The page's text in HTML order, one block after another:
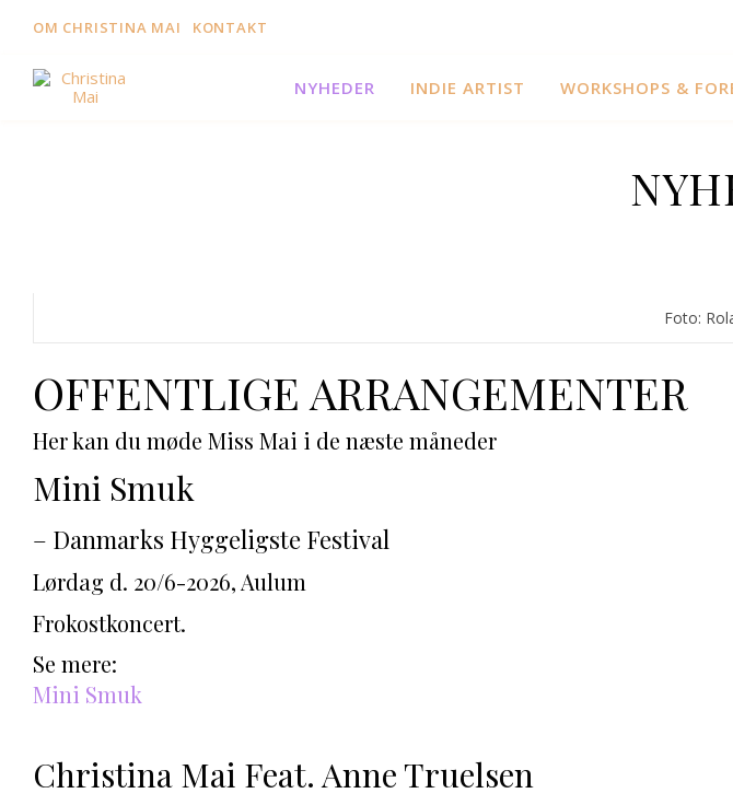
OM CHRISTINA MAI KONTAKT
NYHEDER INDIE ARTIST WORKSHOPS &
Foto:
OFFENTLIGE ARRANGEMENTER
Her kan du møde Miss Mai i de næste måneder
Mini Smuk
– Danmarks Hyggeligste Festival
Lørdag d. 20/6-2026, Aulum
Frokostkoncert.
Se mere:
Mini Smuk
Christina Mai Feat. Anne Truelsen